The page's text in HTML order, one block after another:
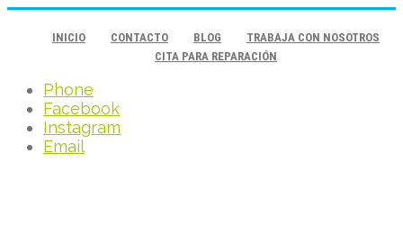
INICIO CONTACTO BLOG
TRABAJA CON NOSOTROS
CITA PARA REPARACIÓN
Phone
Facebook
Instagram
Email